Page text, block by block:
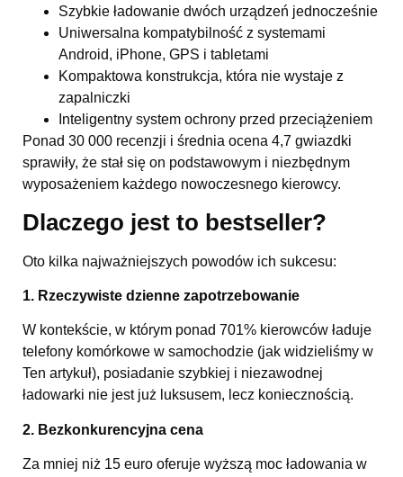
Szybkie ładowanie dwóch urządzeń jednocześnie
Uniwersalna kompatybilność z systemami
Android, iPhone, GPS i tabletami
Kompaktowa konstrukcja, która nie wystaje z
zapalniczki
Inteligentny system ochrony przed przeciążeniem
Ponad 30 000 recenzji i średnia ocena 4,7 gwiazdki
sprawiły, że stał się on podstawowym i niezbędnym
wyposażeniem każdego nowoczesnego kierowcy.
Dlaczego jest to bestseller?
Oto kilka najważniejszych powodów ich sukcesu:
1. Rzeczywiste dzienne zapotrzebowanie
W kontekście, w którym ponad 701% kierowców ładuje
telefony komórkowe w samochodzie (jak widzieliśmy w
Ten artykuł), posiadanie szybkiej i niezawodnej
ładowarki nie jest już luksusem, lecz koniecznością.
2. Bezkonkurencyjna cena
Za mniej niż 15 euro oferuje wyższą moc ładowania w